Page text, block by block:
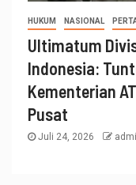
HUKUM NASIONAL
Ultimatum
Indonesia:
Kementerian
Pusat
Juli 24, 2026